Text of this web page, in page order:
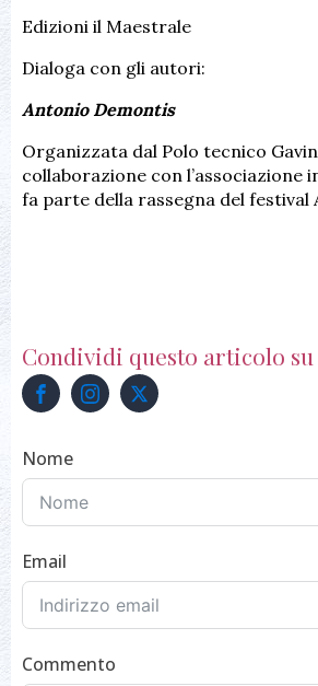
Edizioni il Maestrale
Dialoga con gli autori:
Antonio Demontis
Organizzata dal Polo tecnico
collaborazione con l’associazione
fa parte della rassegna del festival
Condividi questo articolo su
Nome
Email
Commento